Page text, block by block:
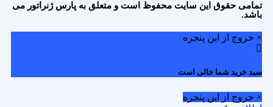
تمامی حقوق این سایت محفوظ است و متعلق به پارس ژنراتور می
باشد.
× خروج از این پنجره
سبد خرید شما خالی است
× خروج از این پنجره